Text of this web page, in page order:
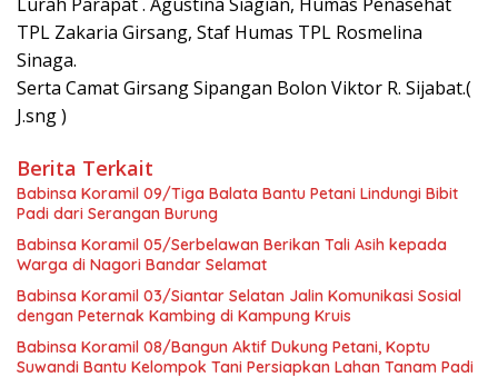
TPL Zakaria Girsang, Staf Humas TPL Rosmelina
Sinaga.
Serta Camat Girsang Sipangan Bolon Viktor R. Sijabat.(
J.sng )
Berita Terkait
Babinsa Koramil 09/Tiga Balata Bantu Petani Lindungi Bibit
Padi dari Serangan Burung
Babinsa Koramil 05/Serbelawan Berikan Tali Asih kepada
Warga di Nagori Bandar Selamat
Babinsa Koramil 03/Siantar Selatan Jalin Komunikasi Sosial
dengan Peternak Kambing di Kampung Kruis
Babinsa Koramil 08/Bangun Aktif Dukung Petani, Koptu
Suwandi Bantu Kelompok Tani Persiapkan Lahan Tanam Padi